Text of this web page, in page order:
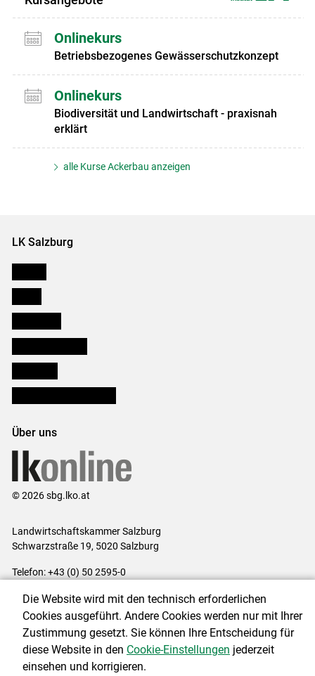
Onlinekurs
Betriebsbezogenes Gewässerschutzkonzept
Onlinekurs
Biodiversität und Landwirtschaft - praxisnah
erklärt
alle Kurse Ackerbau anzeigen
LK Salzburg
Über uns
© 2026 sbg.lko.at
Landwirtschaftskammer Salzburg
Schwarzstraße 19, 5020 Salzburg
Telefon: +43 (0) 50 2595-0
Impressum|Kontakt|Datenschutzerklärung|Barrierefreiheit|
Cookie-Einstellungen
Die Website wird mit den technisch erforderlichen
Cookies ausgeführt. Andere Cookies werden nur mit Ihrer
Zustimmung gesetzt. Sie können Ihre Entscheidung für
diese Website in den Cookie-Einstellungen jederzeit
einsehen und korrigieren.